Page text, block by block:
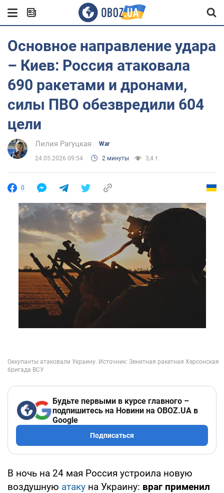
Основное направление удара
– Киев: Россия атаковала
690 ракетами и дронами,
силы ПВО обезвредили 604
цели
Лилия Рагуцкая War
24.05.2026 09:54 2 минуты 3,4 т.
0
Будьте первыми в курсе главного –
подпишитесь на Новини на OBOZ.UA в
Google
Подписаться
В ночь на 24 мая Россия устроила новую
воздушную атаку на Украину: враг применил